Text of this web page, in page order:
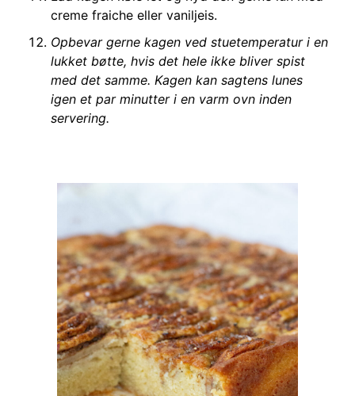
creme fraiche eller vaniljeis.
Opbevar gerne kagen ved stuetemperatur i en
lukket bøtte, hvis det hele ikke bliver spist
med det samme. Kagen kan sagtens lunes
igen et par minutter i en varm ovn inden
servering.